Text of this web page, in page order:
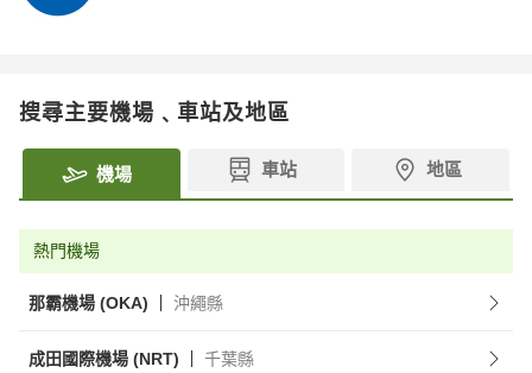
搜尋主要機場﹑車站及地區
機場 車站 地區
熱門機場
那霸機場 (OKA) 沖繩縣
成田國際機場 (NRT) 千葉縣